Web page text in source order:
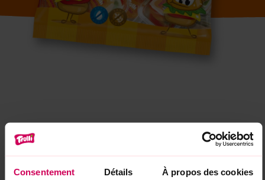
Consentement Détails À propos des cookies